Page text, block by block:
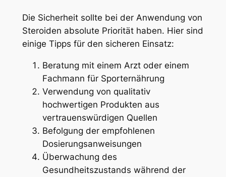
Die Sicherheit sollte bei der Anwendung von
Steroiden absolute Priorität haben. Hier sind
einige Tipps für den sicheren Einsatz:
Beratung mit einem Arzt oder einem
Fachmann für Sporternährung
Verwendung von qualitativ
hochwertigen Produkten aus
vertrauenswürdigen Quellen
Befolgung der empfohlenen
Dosierungsanweisungen
Überwachung des
Gesundheitszustands während der